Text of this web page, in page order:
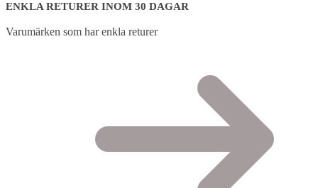
ENKLA RETURER INOM 30 DAGAR
Varumärken som har enkla returer